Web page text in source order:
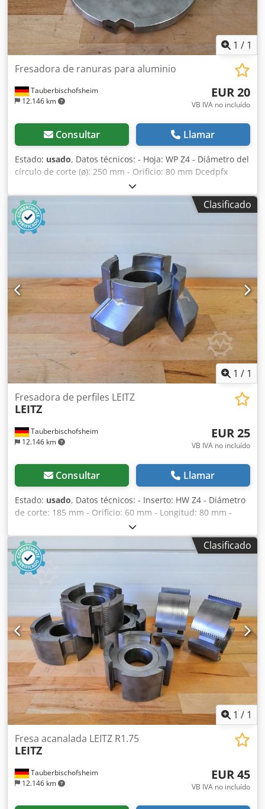
1 / 1
Tauberbischofsheim
12.146 km
Fresadora de ranuras para aluminio
EUR 20
VB IVA no incluído
Consultar Llamar
Estado: usado, Datos técnicos: - Hoja: WP Z4 - Diámetro del
círculo de corte (ø): 250 mm - Orificio: 80 mm Dcedpfx
Aezrylhjh Usk - Longitud: 25 mm - Material: Aluminio
Clasificado
1 / 1
Tauberbischofsheim
12.146 km
Fresadora de perfiles LEITZ
LEITZ
EUR 25
VB IVA no incluído
Consultar Llamar
Estado: usado, Datos técnicos: - Inserto: HW Z4 - Diámetro
de corte: 185 mm - Orificio: 60 mm - Longitud: 80 mm -
Material: Acero Dcedpjzryk Rjfx Ah Usk
Clasificado
1 / 1
Tauberbischofsheim
12.146 km
Fresa acanalada LEITZ R1.75
LEITZ
EUR 45
VB IVA no incluído